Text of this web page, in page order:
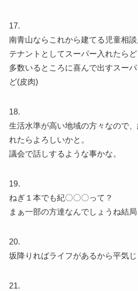
17.
南青山ならこれから建てる児童相
テナントとしてスーパー入れたら
多数いるところに喜んで出すスー
ど(皮肉)
18.
生活水準が高い地域の方々なので
れたらよろしいかと。
議会で話しするような事かな。
19.
ねぎ１本でも紀〇〇〇って？
まぁ一部の方達なんでしょうね結局
20.
坂降りればライフがあるから平気
21.